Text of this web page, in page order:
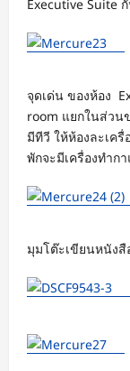
Executive Suite
จุดเด่น ของห้อง
room แยกในส่วน
มีทีวี ให้ห้องละเค
พักจะมีเครื่องทำก
มุมโต๊ะเขียนหนังสื